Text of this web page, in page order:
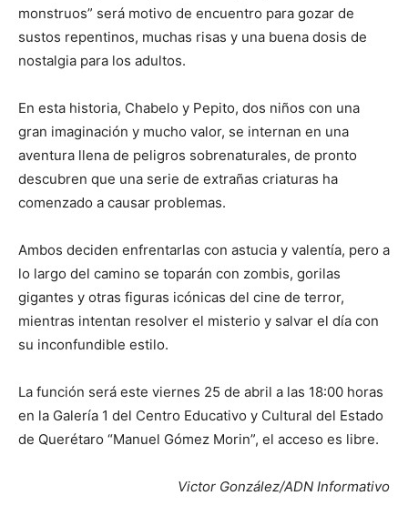
monstruos” será motivo de encuentro para gozar de
sustos repentinos, muchas risas y una buena dosis de
nostalgia para los adultos.
En esta historia, Chabelo y Pepito, dos niños con una
gran imaginación y mucho valor, se internan en una
aventura llena de peligros sobrenaturales, de pronto
descubren que una serie de extrañas criaturas ha
comenzado a causar problemas.
Ambos deciden enfrentarlas con astucia y valentía, pero a
lo largo del camino se toparán con zombis, gorilas
gigantes y otras figuras icónicas del cine de terror,
mientras intentan resolver el misterio y salvar el día con
su inconfundible estilo.
La función será este viernes 25 de abril a las 18:00 horas
en la Galería 1 del Centro Educativo y Cultural del Estado
de Querétaro “Manuel Gómez Morin”, el acceso es libre.
Victor González/ADN Informativo